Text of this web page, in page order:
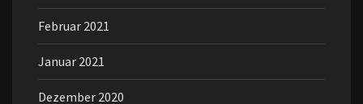
Februar 2021
Januar 2021
Dezember 2020